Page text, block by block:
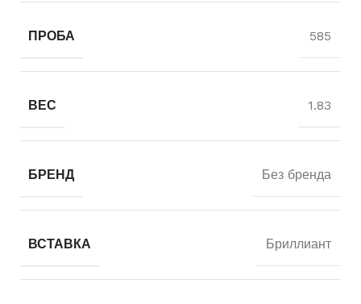
ПРОБА 585
ВЕС 1.83
БРЕНД Без бренда
ВСТАВКА Бриллиант